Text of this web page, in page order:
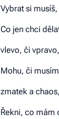
Vybrat si
Co jen chci
vlevo, či
Mohu, či
zmatek a
Řekni, co mám